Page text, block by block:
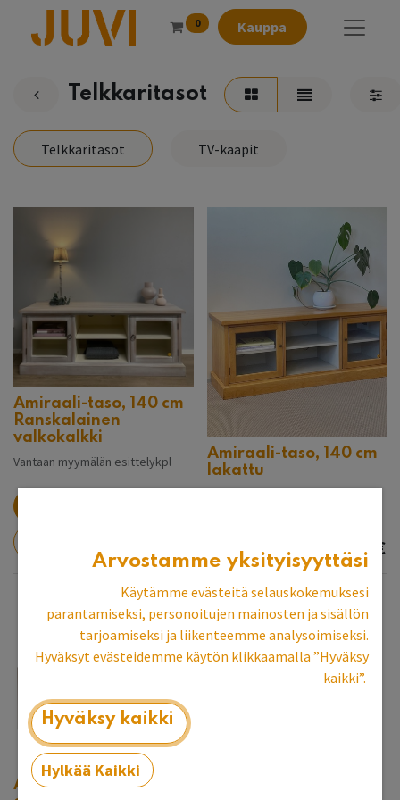
0 Kauppa
Telkkaritasot
Telkkaritasot TV-kaapit
Amiraali-taso, 140 cm
Ranskalainen
valkokalkki
Vantaan myymälän esittelykpl
1 290,00
Amiraali-taso, 140 cm
lakattu
1 390,00 €
Avohyllykkö kork. 40
Arvostamme yksityisyyttäsi
Käytämme evästeitä selauskokemuksesi
parantamiseksi, personoitujen mainosten ja sisällön
tarjoamiseksi ja liikenteemme analysoimiseksi.
Hyväksyt evästeidemme käytön klikkaamalla ”Hyväksy
kaikki”.
Hyväksy kaikki
Hylkää Kaikki